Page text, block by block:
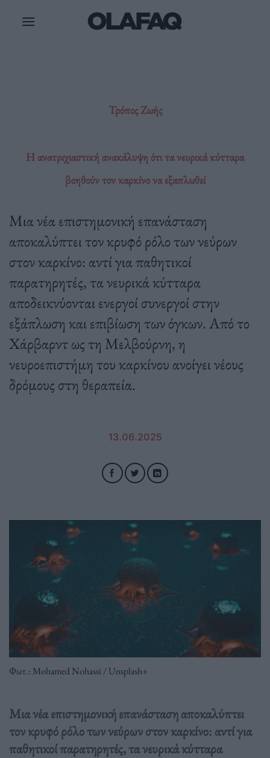
Τρόπος Ζωής
Η ανατριχιαστική ανακάλυψη ότι τα νευρικά κύτταρα
βοηθούν τον καρκίνο να εξαπλωθεί
Μια νέα επιστημονική επανάσταση
αποκαλύπτει τον κρυφό ρόλο των νεύρων
στον καρκίνο: αντί για παθητικοί
παρατηρητές, τα νευρικά κύτταρα
αποδεικνύονται ενεργοί συνεργοί στην
εξάπλωση και επιβίωση των όγκων. Από το
Χάρβαρντ ως τη Μελβούρνη, η
νευροεπιστήμη του καρκίνου ανοίγει νέους
δρόμους στη θεραπεία.
13.06.2025
Φωτ.: Mohamed Nohassi / Unsplash+
Μια νέα επιστημονική επανάσταση αποκαλύπτει
τον κρυφό ρόλο των νεύρων στον καρκίνο: αντί για
παθητικοί παρατηρητές, τα νευρικά κύτταρα